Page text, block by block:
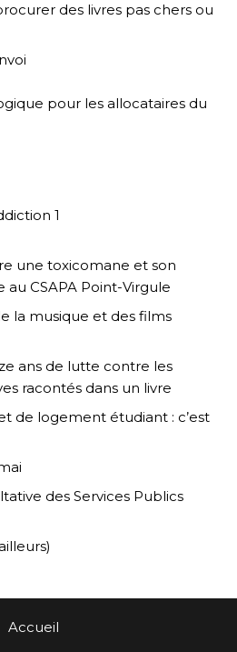
des livres pas chers ou
pour les allocataires du
1
une toxicomane et son
CSAPA Point-Virgule
la musique et des films
ans de lutte contre les
racontés dans un livre
de logement étudiant : c’est
des Services Publics
Accueil